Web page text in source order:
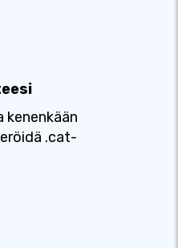
kenenkään
.cat-